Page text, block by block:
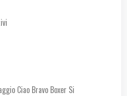
Ciao Bravo Boxer Si